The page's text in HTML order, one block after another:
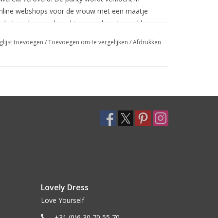
webshops voor de vrouw met een maatje
het werk om iedere drie maanden nieuwe kleuren
toevoegen /Toevoegen om te vergelijken /Afdrukken
Lovely Dress
Love Yourself